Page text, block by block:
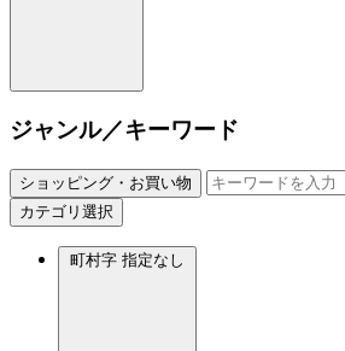
ジャンル／キーワード
ショッピング・お買い物
カテゴリ選択
町村字 指定なし